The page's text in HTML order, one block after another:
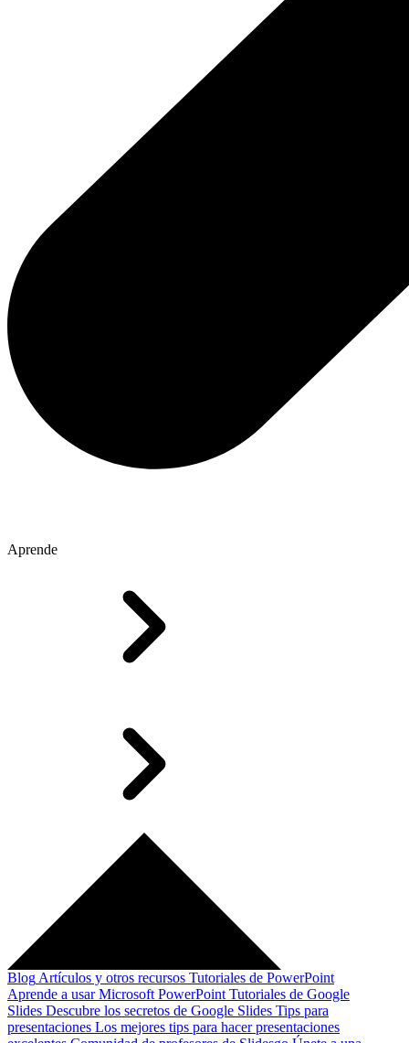
Aprende
Blog Artículos y otros recursos Tutoriales de PowerPoint
Aprende a usar Microsoft PowerPoint Tutoriales de Google
Slides Descubre los secretos de Google Slides Tips para
presentaciones Los mejores tips para hacer presentaciones